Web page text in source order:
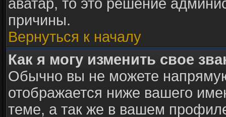
аватар, то это решение
причины.
Вернуться к началу
Как я могу изменить свое
Обычно вы не можете
отображается ниже вашего
теме, а так же в вашем